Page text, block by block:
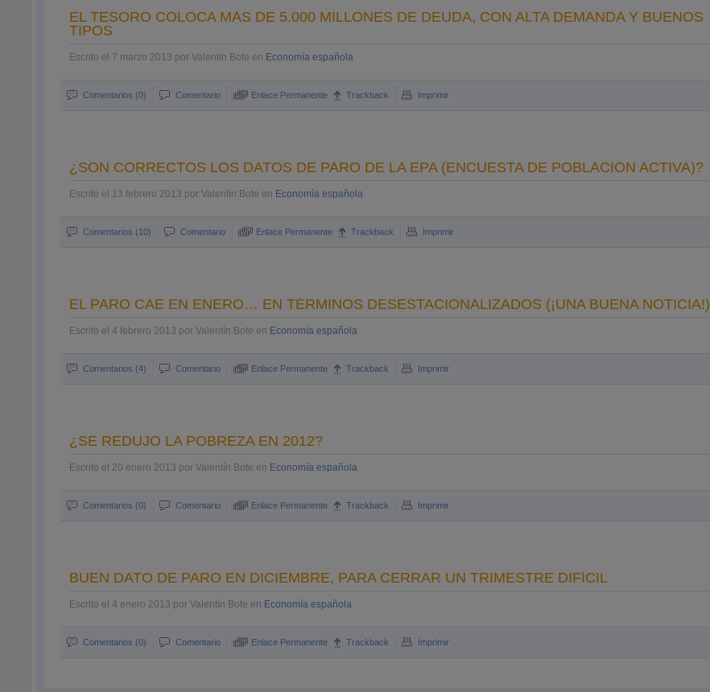
EL TESORO COLOCA MÁS DE 5.000 MILLONES DE DEUDA, CON ALTA DEMANDA Y BUENOS
TIPOS
Escrito el 7 marzo 2013 por Valentín Bote en Economía española
Comentarios (0) Comentario Enlace Permanente Trackback Imprimir
¿SON CORRECTOS LOS DATOS DE PARO DE LA EPA (ENCUESTA DE POBLACIÓN ACTIVA)?
Escrito el 13 febrero 2013 por Valentín Bote en Economía española
Comentarios (10) Comentario Enlace Permanente Trackback Imprimir
EL PARO CAE EN ENERO… EN TÉRMINOS DESESTACIONALIZADOS (¡UNA BUENA NOTICIA!)
Escrito el 4 febrero 2013 por Valentín Bote en Economía española
Comentarios (4) Comentario Enlace Permanente Trackback Imprimir
¿SE REDUJO LA POBREZA EN 2012?
Escrito el 20 enero 2013 por Valentín Bote en Economía española
Comentarios (0) Comentario Enlace Permanente Trackback Imprimir
BUEN DATO DE PARO EN DICIEMBRE, PARA CERRAR UN TRIMESTRE DIFÍCIL
Escrito el 4 enero 2013 por Valentín Bote en Economía española
Comentarios (0) Comentario Enlace Permanente Trackback Imprimir